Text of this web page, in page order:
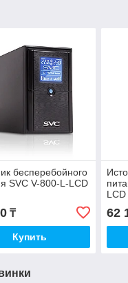
бесперебойного
SVC V-800-L-LCD
₸
Купить
LCD
62